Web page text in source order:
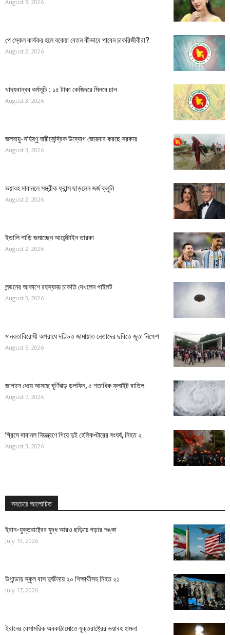
August 3, 2026
পে স্কেল কার্যকর হলে বকেয়া বেতন কীভাবে পাবেন চাকরিজীবীরা?
August 2, 2026
খাদ্যবান্ধব কর্মসূচি : ১৫ টাকা কেজিদরে মিলবে চাল
August 3, 2026
জলবায়ু-সহিষ্ণু নারীকেন্দ্রিক উদ্যোগ জোরদার করছে সরকার
August 3, 2026
ভয়াবহ দাবানলে সস্ত্রীক ফ্রান্স ছাড়লেন জর্জ ক্লুনি
August 2, 2026
ইতালি পাড়ি জমাচ্ছেন আর্জেন্টাইন তারকা
August 2, 2026
লন্ডনের আকাশে রহস্যময় চাকতি দেখলেন পাইলট
August 3, 2026
মানবতাবিরোধী অপরাধে দণ্ডিত জামায়াত নেতাদের ছবিতে জুতা নিক্ষেপ
August 5, 2026
জাপানে ধেয়ে আসছে ঘূর্ণিঝড় ডলফিন, ৫ শতাধিক ফ্লাইট বাতিল
August 7, 2026
গ্রিসে দাবানল নিয়ন্ত্রণে গিয়ে দুই হেলিকপ্টারের সংঘর্ষ, নিহত ২
August 3, 2026
সবচেয়ে আলোচিত
ইরান-যুক্তরাষ্ট্রের যুদ্ধ আরও ছড়িয়ে পড়ার শঙ্কা
July 19, 2026
উগান্ডায় স্কুল বাস দুর্ঘটনায় ২০ শিক্ষার্থীসহ নিহত ২১
July 17, 2026
ইরানের বেসামরিক অবকাঠামোতে যুক্তরাষ্ট্রের ভয়াবহ হামলা